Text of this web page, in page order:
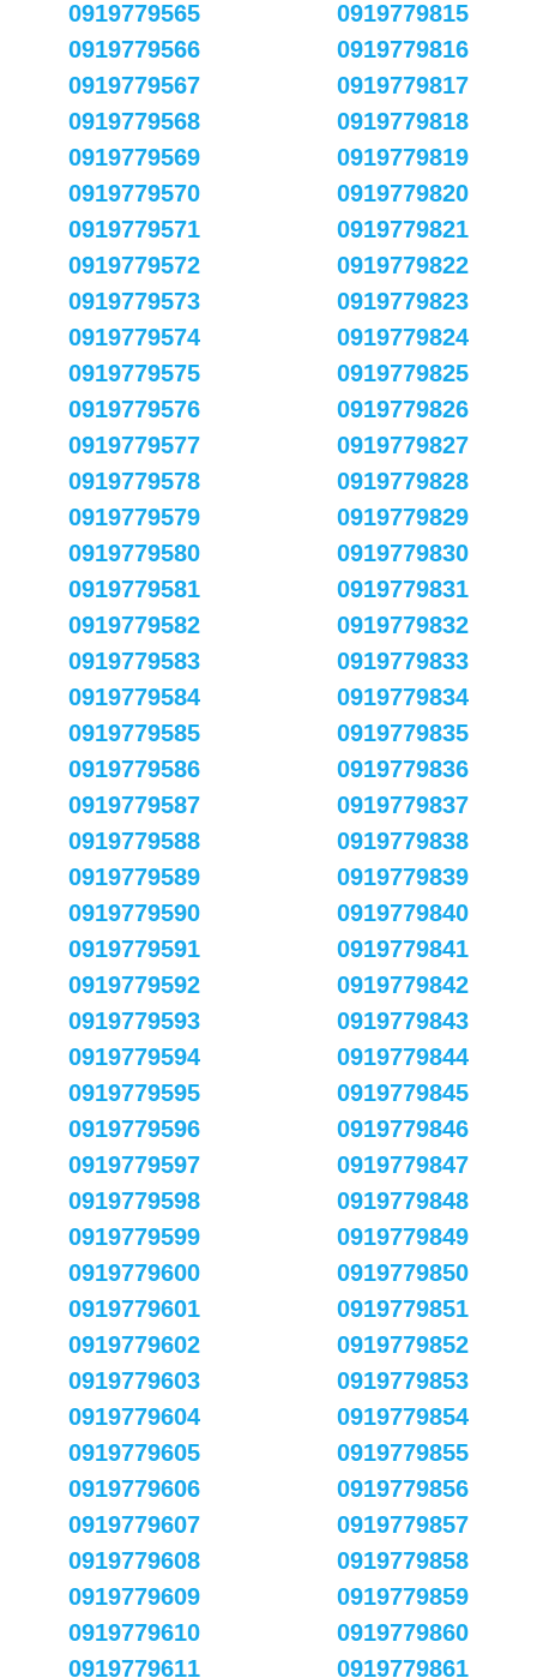
0919779565
0919779566
0919779567
0919779568
0919779569
0919779570
0919779571
0919779572
0919779573
0919779574
0919779575
0919779576
0919779577
0919779578
0919779579
0919779580
0919779581
0919779582
0919779583
0919779584
0919779585
0919779586
0919779587
0919779588
0919779589
0919779590
0919779591
0919779592
0919779593
0919779594
0919779595
0919779596
0919779597
0919779598
0919779599
0919779600
0919779601
0919779602
0919779603
0919779604
0919779605
0919779606
0919779607
0919779608
0919779609
0919779610
0919779611
0919779815
0919779816
0919779817
0919779818
0919779819
0919779820
0919779821
0919779822
0919779823
0919779824
0919779825
0919779826
0919779827
0919779828
0919779829
0919779830
0919779831
0919779832
0919779833
0919779834
0919779835
0919779836
0919779837
0919779838
0919779839
0919779840
0919779841
0919779842
0919779843
0919779844
0919779845
0919779846
0919779847
0919779848
0919779849
0919779850
0919779851
0919779852
0919779853
0919779854
0919779855
0919779856
0919779857
0919779858
0919779859
0919779860
0919779861